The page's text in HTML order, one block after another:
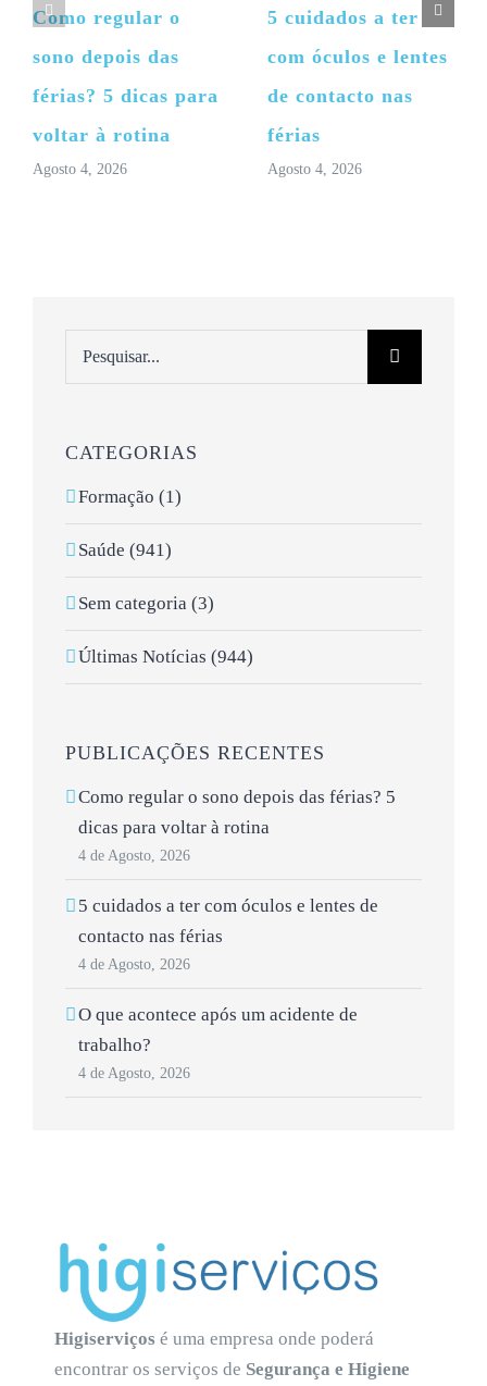
Como regular o
sono depois das
férias? 5 dicas para
voltar à rotina
Agosto 4, 2026
5 cuidados a ter
com óculos e lentes
de contacto nas
férias
Agosto 4, 2026
CATEGORIAS
Formação (1)
Saúde (941)
Sem categoria (3)
Últimas Notícias (944)
PUBLICAÇÕES RECENTES
Como regular o sono depois das férias? 5
dicas para voltar à rotina
4 de Agosto, 2026
5 cuidados a ter com óculos e lentes de
contacto nas férias
4 de Agosto, 2026
O que acontece após um acidente de
trabalho?
4 de Agosto, 2026
Higiserviços é uma empresa onde poderá
encontrar os serviços de Segurança e Higiene